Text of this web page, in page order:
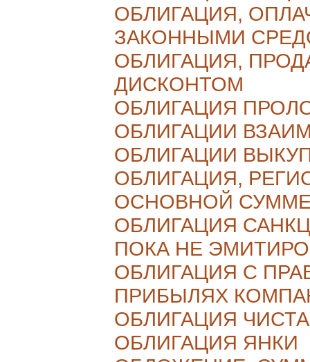
ОБЛИГАЦИЯ,
ЗАКОННЫМИ
ОБЛИГАЦИЯ,
ДИСКОНТОМ
ОБЛИГАЦИЯ
ОБЛИГАЦИИ
ОБЛИГАЦИИ
ОБЛИГАЦИЯ,
ОСНОВНОЙ
ОБЛИГАЦИЯ
ПОКА НЕ
ОБЛИГАЦИЯ С
ПРИБЫЛЯХ
ОБЛИГАЦИЯ
ОБЛИГАЦИЯ ЯНКИ